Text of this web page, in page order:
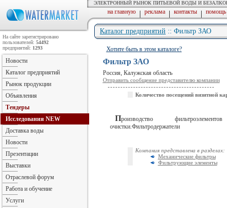
ЭЛЕКТРОННЫЙ РЫНОК ПИТЬЕВОЙ ВОДЫ И
на главную | реклама | контакты | помощь
Каталог предприятий :: Фильтр ЗАО
Хотите быть в этом каталоге?
Фильтр ЗАО
Россия, Калужская область
Отправить сообщение представителю компании
Количество посещений визитной
Производство
очистки.Фильтродержатели
Компания представлена в разделах:
Механические фильтры
Фильтрующие элементы
На сайте зарегистрировано
пользователей: 54492
предприятий: 1293
Новости
Каталог предприятий
Рынок продукции
Объявления
Тендеры
Исследования NEW
Доставка воды
Новости
Презентации
Выставки
Отраслевой форум
Работа и обучение
Услуги